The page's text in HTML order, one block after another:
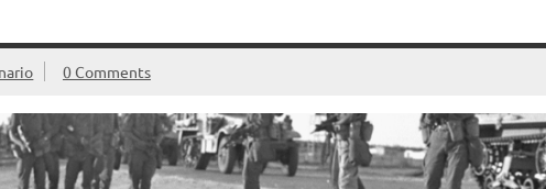
0 Comments